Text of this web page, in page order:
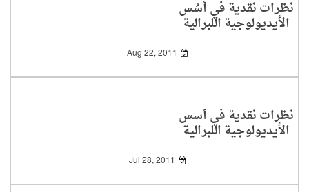
نظرات نقدية في أُسُس
الأيديولوجية اللبرالية
Aug 22, 2011
نظرات نقدية في أسس
الأيديولوجية اللبرالية
Jul 28, 2011